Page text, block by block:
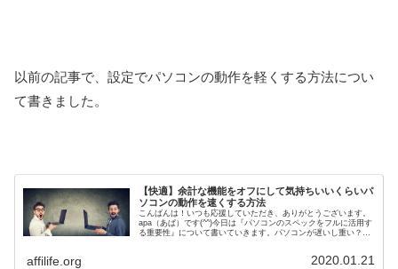
以前の記事で、設定でパソコンの動作を軽くする方法につい
て書きました。
【快適】余計な機能をオフにして気持ちいいくらいパ
ソコンの動作を速くする方法
こんばんは！いつも応援していただき、ありがとうございます。
apa（あぱ）です(^^)今日は『パソコンのスペックをフルに活用す
る重要性』について書いていきます。パソコンが遅いし重い？パ
affilife.org 2020.01.21